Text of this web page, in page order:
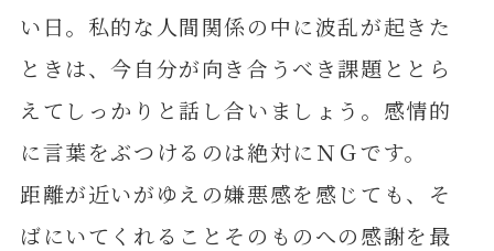
い日。私的な人間関係の中に波乱が起きた
ときは、今自分が向き合うべき課題ととら
えてしっかりと話し合いましょう。感情的
に言葉をぶつけるのは絶対にＮＧです。
距離が近いがゆえの嫌悪感を感じても、そ
ばにいてくれることそのものへの感謝を最